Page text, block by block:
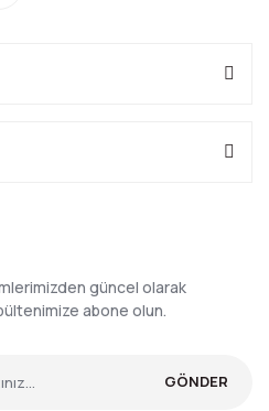
güncel olarak
abone olun.
GÖNDER